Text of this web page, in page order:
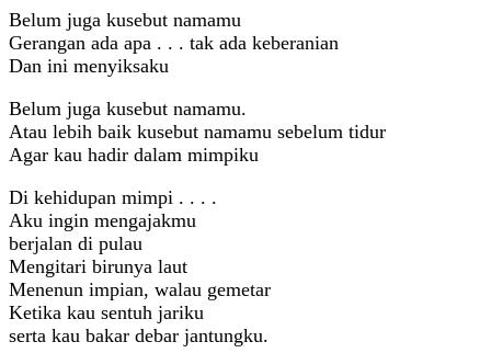
Belum juga kusebut namamu
Gerangan ada apa . . . tak ada keberanian
Dan ini menyiksaku
Belum juga kusebut namamu.
Atau lebih baik kusebut namamu sebelum tidur
Agar kau hadir dalam mimpiku
Di kehidupan mimpi . . . .
Aku ingin mengajakmu
berjalan di pulau
Mengitari birunya laut
Menenun impian, walau gemetar
Ketika kau sentuh jariku
serta kau bakar debar jantungku.